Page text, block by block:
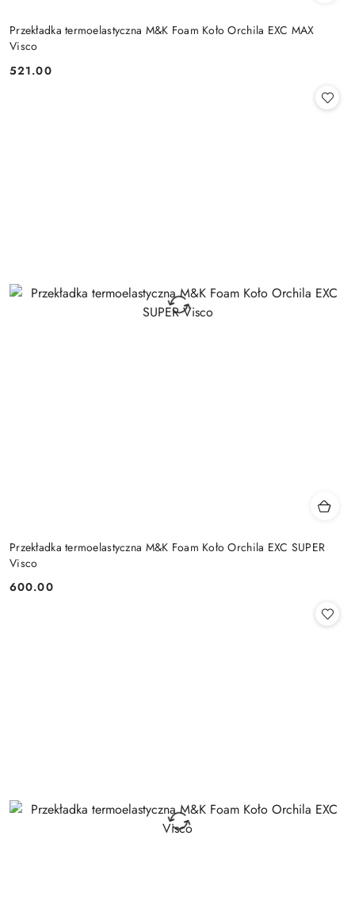
Przekładka termoelastyczna M&K Foam Koło Orchila EXC MAX
Visco
Cena:
521.00
Przekładka termoelastyczna M&K Foam Koło Orchila EXC SUPER
Visco
Cena:
600.00